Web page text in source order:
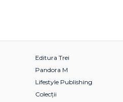
Editura Trei
Pandora M
Lifestyle Publishing
Colecții